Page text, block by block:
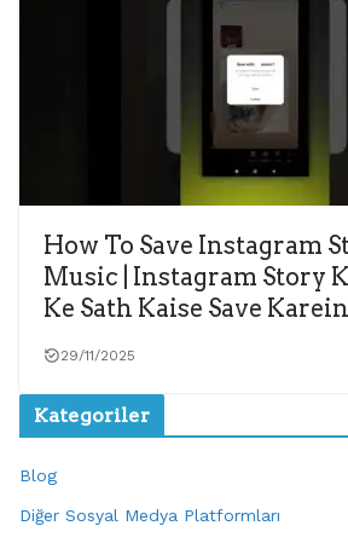
How To Save Instagram
Music | Instagram Story
Ke Sath Kaise Save Karein
29/11/2025
Kategoriler
Blog
Diğer Sosyal Medya Platformları